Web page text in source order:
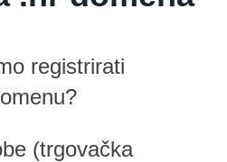
registrirati
(trgovačka